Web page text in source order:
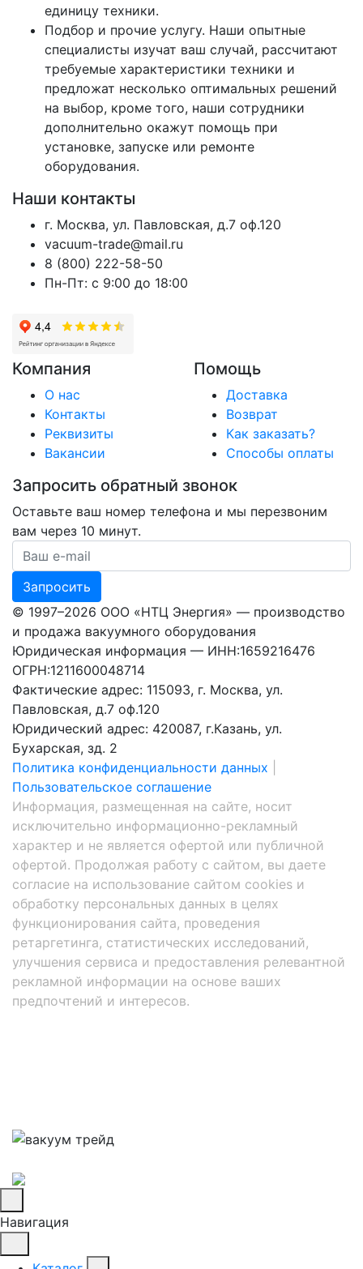
единицу техники.
Подбор и прочие услугу. Наши опытные
специалисты изучат ваш случай, рассчитают
требуемые характеристики техники и
предложат несколько оптимальных решений
на выбор, кроме того, наши сотрудники
дополнительно окажут помощь при
установке, запуске или ремонте
оборудования.
Наши контакты
г. Москва, ул. Павловская, д.7 оф.120
vacuum-trade@mail.ru
8 (800) 222-58-50
Пн-Пт: с 9:00 до 18:00
Компания
О нас
Контакты
Реквизиты
Вакансии
Помощь
Доставка
Возврат
Как заказать?
Способы оплаты
Запросить обратный звонок
Оставьте ваш номер телефона и мы перезвоним
вам через 10 минут.
Ваш номер телефона
Запросить
© 1997–2026 ООО «НТЦ Энергия» — производство
и продажа вакуумного оборудования
Юридическая информация — ИНН:1659216476
ОГРН:1211600048714
Фактические адрес: 115093, г. Москва, ул.
Павловская, д.7 оф.120
Юридический адрес: 420087, г.Казань, ул.
Бухарская, зд. 2
Политика конфиденциальности данных
Пользовательское соглашение
Информация, размещенная на сайте, носит
исключительно информационно-рекламный
характер и не является офертой или публичной
офертой. Продолжая работу с сайтом, вы даете
согласие на использование сайтом cookies и
обработку персональных данных в целях
функционирования сайта, проведения
ретаргетинга, статистических исследований,
улучшения сервиса и предоставления релевантной
рекламной информации на основе ваших
предпочтений и интересов.
Навигация